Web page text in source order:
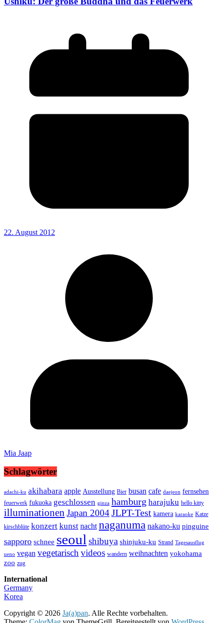
22. August 2012
Mia Jaap
Schlagwörter
adachi-ku akihabara apple Ausstellung Bier busan cafe daejeon fernsehen
feuerwerk fukuoka geschlossen ginza hamburg harajuku hello kitty
illuminationen Japan 2004JLPT-Test kamera karaoke Katze
kirschblüte konzert kunst nacht naganuma nakano-ku pinguine
sapporo schnee seoul shibuya shinjuku-ku Strand Tagesausflug
ueno vegan vegetarisch videos wandern weihnachten yokohama
zoo zug
International
Germany
Korea
Copyright © 2026 Ja(a)pan. Alle Rechte vorbehalten.